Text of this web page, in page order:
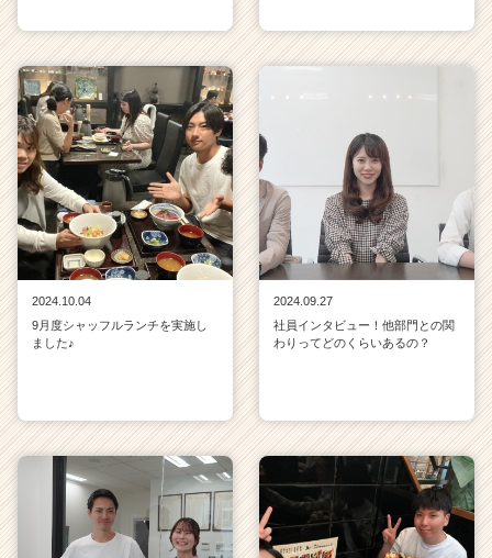
2024.10.04
9月度シャッフルランチを実施し
ました♪
2024.09.27
社員インタビュー！他部門との関
わりってどのくらいあるの？